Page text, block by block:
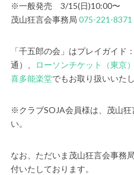
※一般発売 3/15(日)10:00〜
茂山狂言会事務局 075-221-8371
「千五郎の会」はプレイガイド：
通）、
ローソンチケット（東京）
喜多能楽堂でもお取り扱いいたし
※クラブSOJA会員様は、茂山狂
い。
なお、ただいま茂山狂言会事務
付いたしております。